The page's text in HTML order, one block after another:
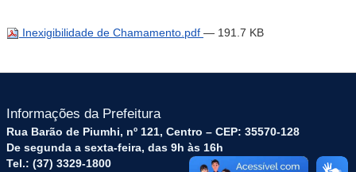
Inexigibilidade de Chamamento.pdf — 191.7 KB
Informações da Prefeitura
Rua Barão de Piumhi, nº 121, Centro – CEP: 35570-128
De segunda a sexta-feira, das 9h às 16h
Tel.: (37) 3329-1800